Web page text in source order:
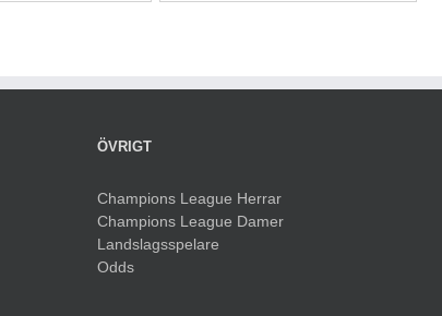
ÖVRIGT
Champions League Herrar
Champions League Damer
Landslagsspelare
Odds